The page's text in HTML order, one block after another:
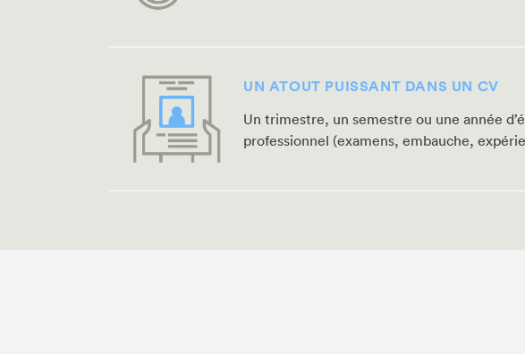
UN ATOUT PUISSANT DANS UN CV
Un trimestre, un semestre ou une année
professionnel (examens, embauche,